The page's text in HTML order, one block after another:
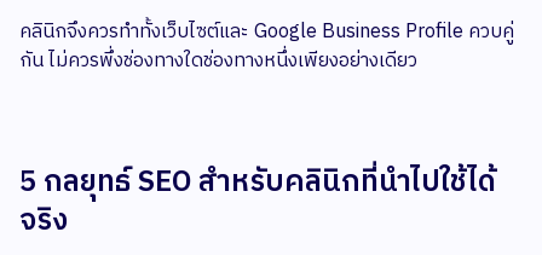
คลินิกจึงควรทำทั้งเว็บไซต์และ Google Business Profile ควบคู่
กัน ไม่ควรพึ่งช่องทางใดช่องทางหนึ่งเพียงอย่างเดียว
5 กลยุทธ์ SEO สำหรับคลินิกที่นำไปใช้ได้
จริง